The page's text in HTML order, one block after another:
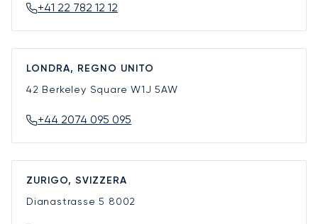
+41 22 782 12 12
LONDRA, REGNO UNITO
42 Berkeley SquareW1J 5AW
+44 2074 095 095
ZURIGO, SVIZZERA
Dianastrasse 5 8002